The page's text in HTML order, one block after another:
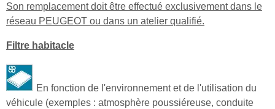
Son remplacement doit être effectué exclusivement dans le
réseau PEUGEOT ou dans un atelier qualifié.
Filtre habitacle
En fonction de l'environnement et de l'utilisation du
véhicule (exemples : atmosphère poussiéreuse, conduite